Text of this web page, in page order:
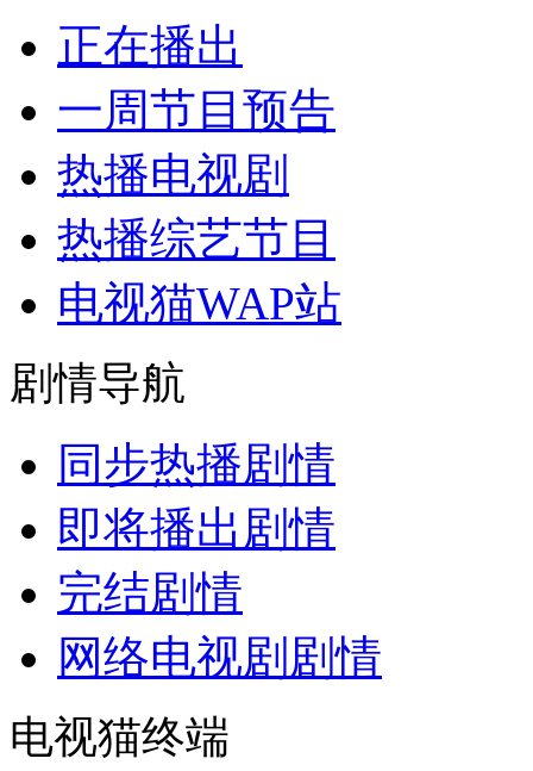
正在播出
一周节目预告
热播电视剧
热播综艺节目
电视猫WAP站
剧情导航
同步热播剧情
即将播出剧情
完结剧情
网络电视剧剧情
电视猫终端